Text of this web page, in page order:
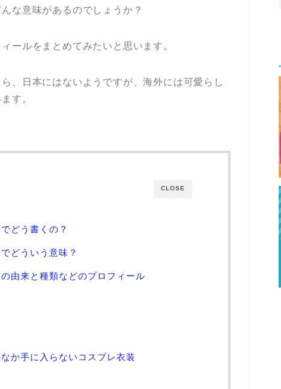
な意味があるのでしょうか？
ールをまとめてみたいと思います。
、日本にはないようですが、海外には可愛らし
す。
CLOSE
どう書くの？
どういう意味？
由来と種類などのプロフィール
か手に入らないコスプレ衣装